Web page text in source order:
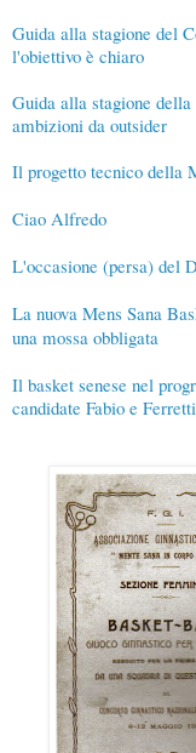
Guida alla stagione del
l'obiettivo è chiaro
Guida alla stagione
ambizioni da outsider
Il progetto tecnico della
Ciao Alfredo
L'occasione (persa) del
La nuova Mens Sana
una mossa obbligata
Il basket senese nel
candidate Fabio e Ferretti